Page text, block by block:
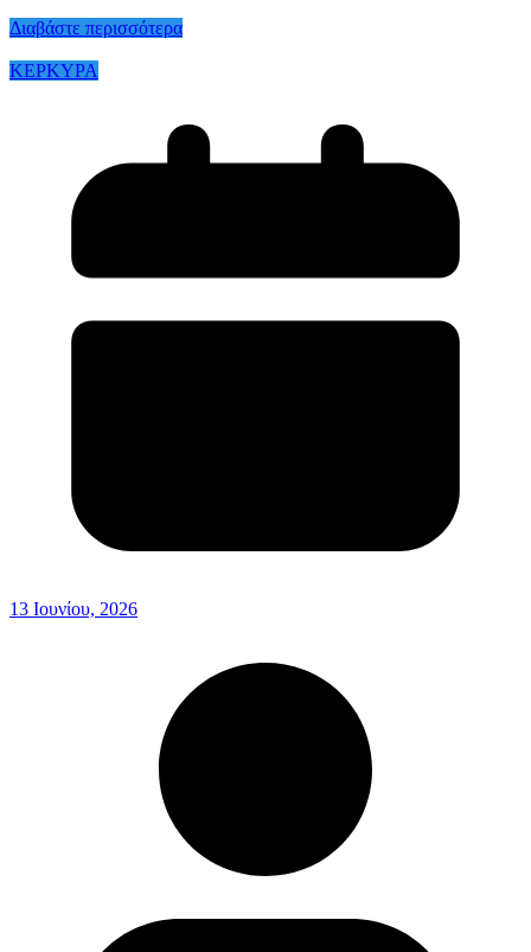
Διαβάστε περισσότερα
ΚΕΡΚΥΡΑ
13 Ιουνίου, 2026